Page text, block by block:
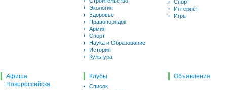
Экология
Здоровье
Правопорядок
Армия
Спорт
Наука и Образование
История
Культура
Спорт
Интернет
Игры
Афиша
Новороссийска
Клубы
Список
Объявления